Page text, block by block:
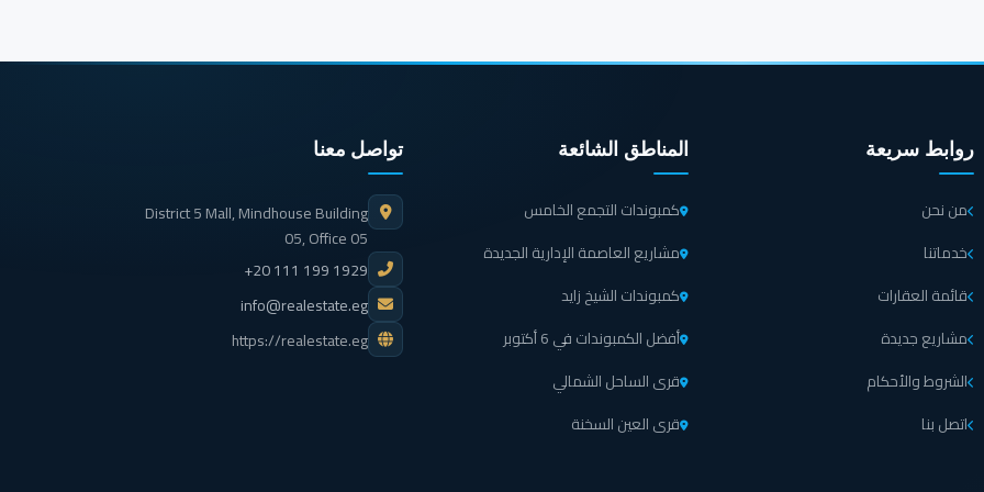
روابط سريعة
من نحن
خدماتنا
قائمة العقارات
مشاريع جديدة
الشروط والأحكام
اتصل بنا
المناطق الشائعة
كمبوندات التجمع الخامس
مشاريع العاصمة الإدارية الجديدة
كمبوندات الشيخ زايد
أفضل الكمبوندات في 6 أكتوبر
قرى الساحل الشمالي
قرى العين السخنة
تواصل معنا
District 5 Mall, Mindhouse Building
05, Office 05
+20 111 199 1929
info@realestate.eg
https://realestate.eg